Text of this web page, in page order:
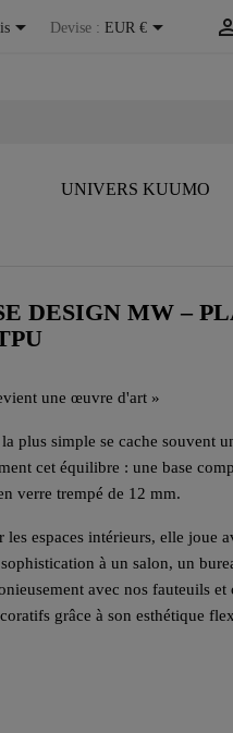
 Devise : EUR €
UNIVERS KUUMO
DESIGN MW –
une œuvre d'art »
plus simple se cache souvent
cet équilibre : une base
verre trempé de 12 mm.
les espaces intérieurs, elle joue
à un salon, un
avec nos fauteuils et
grâce à son esthétique